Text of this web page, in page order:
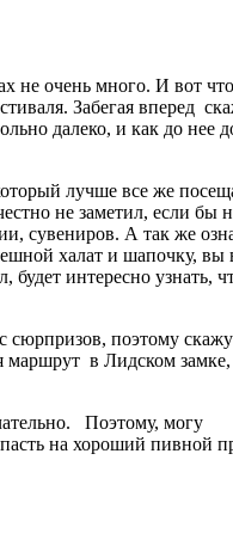
не очень много. И вот
Забегая вперед
далеко, и как до нее
лучше все же
не заметил, если бы
сувениров. А так же
халат и шапочку, вы
будет интересно узнать,
сюрпризов, поэтому
маршрут в Лидском замке,
Поэтому, могу
на хороший пивной